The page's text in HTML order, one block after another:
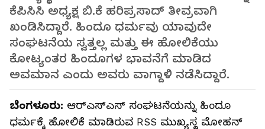
ಕೆಪಿಸಿಸಿ ಅಧ್ಯಕ್ಷ ಬಿ.ಕೆ ಹರಿಪ್ರಸಾದ್ ತೀವ್ರವಾಗಿ
ಖಂಡಿಸಿದ್ದಾರೆ. ಹಿಂದೂ ಧರ್ಮವು ಯಾವುದೇ
ಸಂಘಟನೆಯ ಸ್ವತ್ತಲ್ಲ ಮತ್ತು ಈ ಹೋಲಿಕೆಯು
ಕೋಟ್ಯಂತರ ಹಿಂದೂಗಳ ಭಾವನೆಗೆ ಮಾಡಿದ
ಅವಮಾನ ಎಂದು ಅವರು ವಾಗ್ದಾಳಿ ನಡೆಸಿದ್ದಾರೆ.
ಬೆಂಗಳೂರು: ಆರ್‌ಎಸ್ಎಸ್ ಸಂಘಟನೆಯನ್ನು ಹಿಂದೂ
ಧರ್ಮಕ್ಕೆ ಹೋಲಿಕೆ ಮಾಡಿರುವ RSS ಮುಖ್ಯಸ್ಥ ಮೋಹನ್